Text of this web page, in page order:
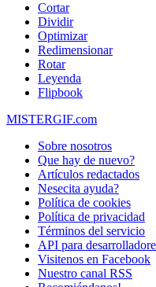
Cortar
Dividir
Optimizar
Redimensionar
Rotar
Leyenda
Flipbook
MISTERGIF.com
Sobre nosotros
Que hay de nuevo?
Artículos redactados
Nesecita ayuda?
Política de cookies
Política de privacidad
Términos del servicio
API para
Visitenos en Facebook
Nuestro canal RSS